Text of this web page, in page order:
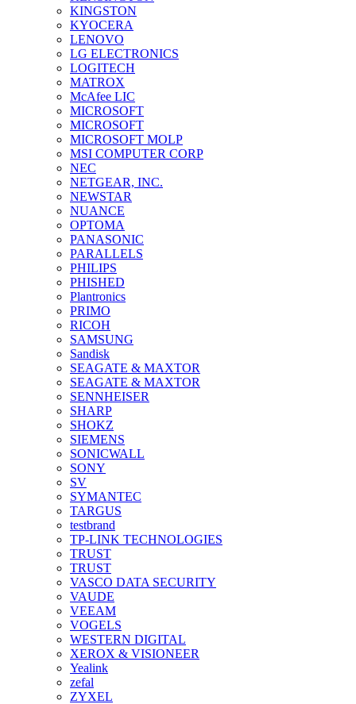
KINGSTON
KYOCERA
LENOVO
LG ELECTRONICS
LOGITECH
MATROX
McAfee LIC
MICROSOFT
MICROSOFT
MICROSOFT MOLP
MSI COMPUTER CORP
NEC
NETGEAR, INC.
NEWSTAR
NUANCE
OPTOMA
PANASONIC
PARALLELS
PHILIPS
PHISHED
Plantronics
PRIMO
RICOH
SAMSUNG
Sandisk
SEAGATE & MAXTOR
SEAGATE & MAXTOR
SENNHEISER
SHARP
SHOKZ
SIEMENS
SONICWALL
SONY
SV
SYMANTEC
TARGUS
testbrand
TP-LINK TECHNOLOGIES
TRUST
TRUST
VASCO DATA SECURITY
VAUDE
VEEAM
VOGELS
WESTERN DIGITAL
XEROX & VISIONEER
Yealink
zefal
ZYXEL